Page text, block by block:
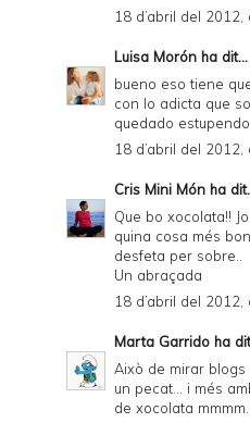
18 d’abril del 2012,
Luisa Morón ha dit...
bueno eso tiene
con lo adicta que
quedado
18 d’abril del
Cris Mini Món ha
Que bo xocolata!!
quina cosa més
desfeta per sobre..
Un abraçada
18 d’abril del 2012,
Marta Garrido ha
Això de mirar
un pecat... i més
de xocolata mmmm...